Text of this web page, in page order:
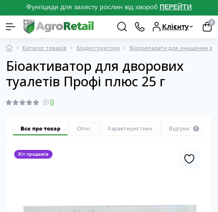
Фунгіциди для захисту рослин від хвороб ПЕРЕЙТИ
Клієнту
0
Каталог товарів Біодеструктори Біопрепарати для очищення
Біоактиватор для дворових
туалетів Профі плюс 25 г
0
Все про товар Опис Характеристики Відгуки 0
Хіт продажів